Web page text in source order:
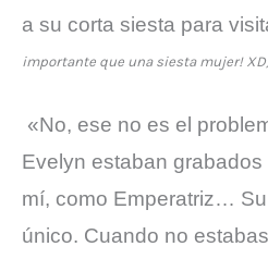
a su corta siesta para
importante que una siesta mujer!
«No, ese no es el
Evelyn estaban grabados
mí, como Emperatriz…
único. Cuando no